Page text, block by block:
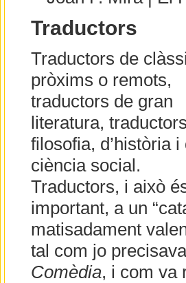
Traductors
Traductors de
pròxims o remots,
traductors de gran
literatura,
filosofia, d’història i
ciència social.
Traductors, i això
important, a un
matisadament
tal com jo
Comèdia, i com va